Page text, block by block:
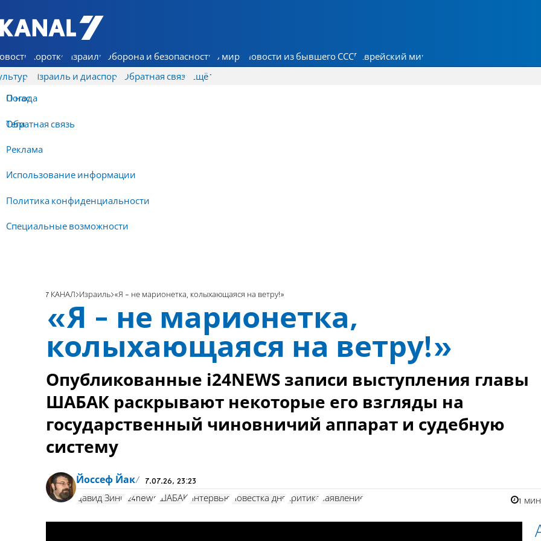
7 КАНАЛ - Аруц Шева
Коротко Израиль Оборона и безопасность В мире Новости из бывшего СССР Еврейский мир
Израиль и диаспора Обратная связь
О нас
Обратная связь
Реклама
Использование информации
Политика конфиденциальности
Специальные возможности
Ещё
Погода
Теги
7 КАНАЛ Израиль «Я - не марионетка, колыхающаяся на ветру!»
«Я - не марионетка,
колыхающаяся на ветру!»
Опубликованные i24NEWS записи выступления главы
ШАБАК раскрывают некоторые его взгляды на
государственный чиновничий аппарат и судебную
систему
Йоссеф Йак 7.07.26, 23:23
Давид Зини i24news ШАБАК интервью повестка дня критика заявление 1